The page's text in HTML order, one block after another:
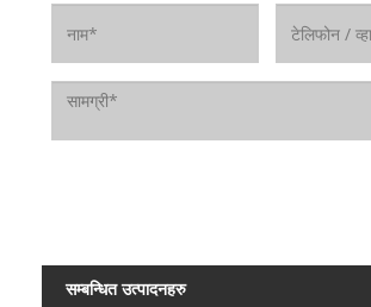
सम्बन्धित उत्पादनहरु